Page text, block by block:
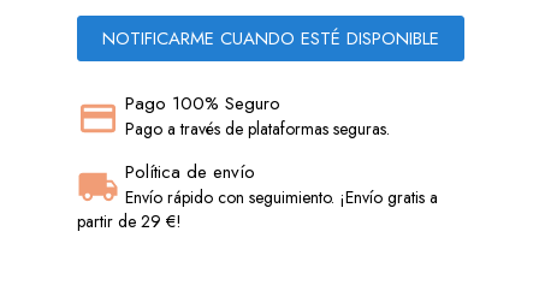
NOTIFICARME CUANDO ESTÉ DISPONIBLE
Pago 100% Seguro
Pago a través de plataformas seguras.
Política de envío
Envío rápido con seguimiento. ¡Envío gratis a
partir de 29 €!